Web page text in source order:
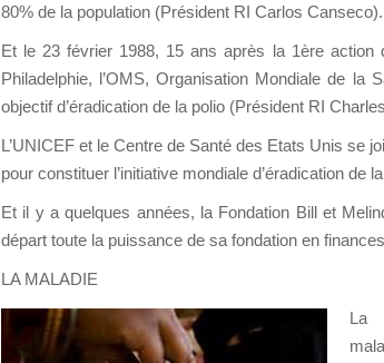
80% de la population (Président RI Carlos Canseco).
Et le 23 février 1988, 15 ans après la 1ère action
Philadelphie, l’OMS, Organisation Mondiale de la
objectif d’éradication de la polio (Président RI
L’UNICEF et le Centre de Santé des Etats Unis se
pour constituer l’initiative mondiale d’éradication de
Et il y a quelques années, la Fondation Bill et
départ toute la puissance de sa fondation en
LA MALADIE
La